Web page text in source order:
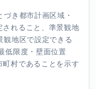
き都市計画区域・
れること、準景観地
観地区で設定できる
低限度・壁面位置
村であることを示す